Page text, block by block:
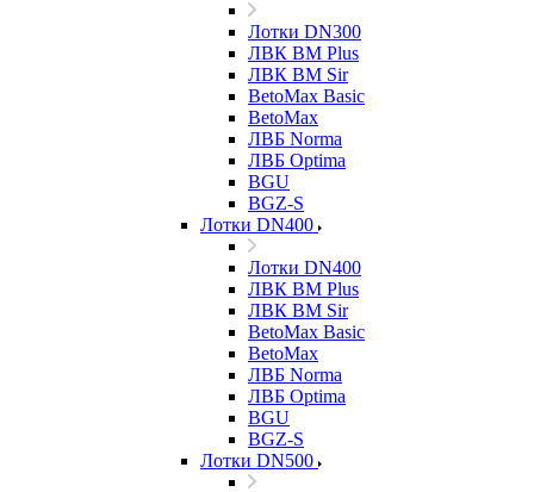
Лотки DN300
ЛВК ВМ Plus
ЛВК ВМ Sir
BetoMax Basic
BetoMax
ЛВБ Norma
ЛВБ Optima
BGU
BGZ-S
Лотки DN400
Лотки DN400
ЛВК ВМ Plus
ЛВК ВМ Sir
BetoMax Basic
BetoMax
ЛВБ Norma
ЛВБ Optima
BGU
BGZ-S
Лотки DN500